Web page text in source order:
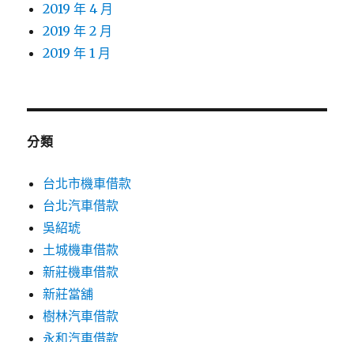
2019 年 4 月
2019 年 2 月
2019 年 1 月
分類
台北市機車借款
台北汽車借款
吳紹琥
土城機車借款
新莊機車借款
新莊當舖
樹林汽車借款
永和汽車借款